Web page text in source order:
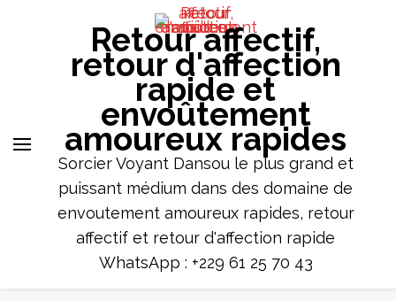
Retour affectif,
retour d'affection
rapide et
envoûtement
amoureux rapides
Sorcier Voyant Dansou le plus grand et
puissant médium dans des domaine de
envoutement amoureux rapides, retour
affectif et retour d'affection rapide
WhatsApp : +229 61 25 70 43